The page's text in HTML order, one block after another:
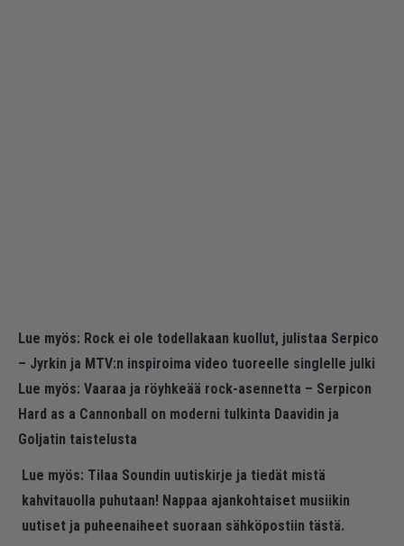
Lue myös: Rock ei ole todellakaan kuollut, julistaa Serpico
– Jyrkin ja MTV:n inspiroima video tuoreelle singlelle julki
Lue myös: Vaaraa ja röyhkeää rock-asennetta – Serpicon
Hard as a Cannonball on moderni tulkinta Daavidin ja
Goljatin taistelusta
Lue myös: Tilaa Soundin uutiskirje ja tiedät mistä
kahvitauolla puhutaan! Nappaa ajankohtaiset musiikin
uutiset ja puheenaiheet suoraan sähköpostiin tästä.